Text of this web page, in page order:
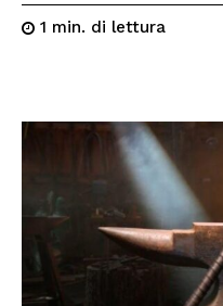
1 min. di lettura